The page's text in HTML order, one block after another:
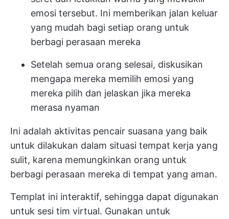
emosi tersebut. Ini memberikan jalan keluar
yang mudah bagi setiap orang untuk
berbagi perasaan mereka
Setelah semua orang selesai, diskusikan
mengapa mereka memilih emosi yang
mereka pilih dan jelaskan jika mereka
merasa nyaman
Ini adalah aktivitas pencair suasana yang baik
untuk dilakukan dalam situasi tempat kerja yang
sulit, karena memungkinkan orang untuk
berbagi perasaan mereka di tempat yang aman.
Templat ini interaktif, sehingga dapat digunakan
untuk sesi tim virtual. Gunakan untuk